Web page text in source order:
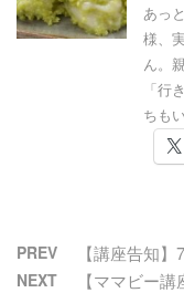
あっ
様、
ん。
「行
ちも
PREV 【講座告知
NEXT
【ママビー